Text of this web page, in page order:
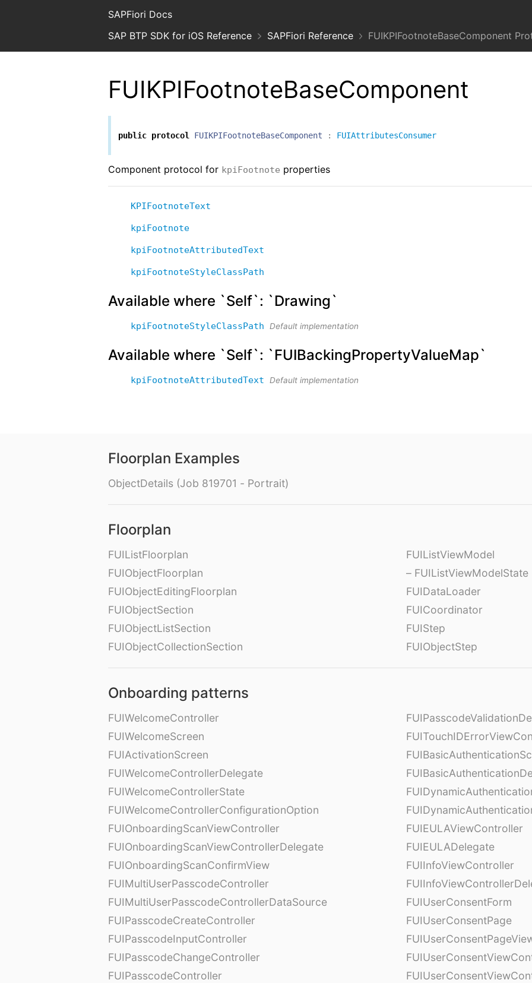
SAPFiori Docs
SAP BTP SDK for iOS Reference
SAPFiori Reference FUIKPIFootnoteBaseComponent
FUIKPIFootnoteBaseComponent
public protocol FUIKPIFootnoteBaseComponent : FUIAttributesConsumer
Component protocol for kpiFootnote properties
KPIFootnoteText
kpiFootnote
kpiFootnoteAttributedText
kpiFootnoteStyleClassPath
Available where `Self`: `Drawing`
kpiFootnoteStyleClassPath Default implementation
Available where `Self`: `FUIBackingPropertyValueMap`
kpiFootnoteAttributedText Default implementation
Floorplan Examples
ObjectDetails (Job 819701 - Portrait)
Floorplan
FUIListFloorplan
FUIObjectFloorplan
FUIObjectEditingFloorplan
FUIObjectSection
FUIObjectListSection
FUIObjectCollectionSection
FUIListViewModel
– FUIListViewModelState
FUIDataLoader
FUICoordinator
FUIStep
FUIObjectStep
Onboarding patterns
FUIWelcomeController
FUIWelcomeScreen
FUIActivationScreen
FUIWelcomeControllerDelegate
FUIWelcomeControllerState
FUIWelcomeControllerConfigurationOption
FUIOnboardingScanViewController
FUIOnboardingScanViewControllerDelegate
FUIOnboardingScanConfirmView
FUIMultiUserPasscodeController
FUIMultiUserPasscodeControllerDataSource
FUIPasscodeCreateController
FUIPasscodeInputController
FUIPasscodeChangeController
FUIPasscodeController
FUIEULAViewController
FUIEULADelegate
FUIInfoViewController
FUIUserConsentForm
FUIUserConsentPage